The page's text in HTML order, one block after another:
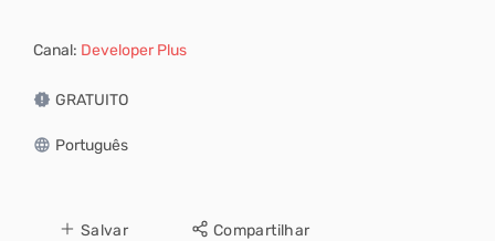
Canal: Developer Plus
GRATUITO
Português
Salvar Compartilhar